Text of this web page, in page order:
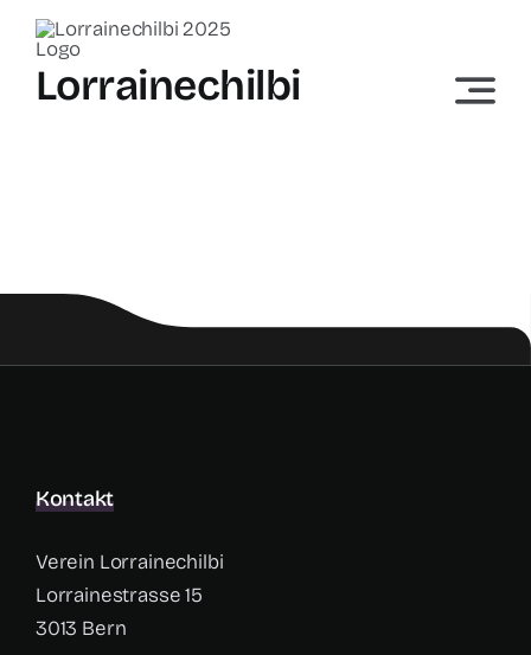
Skip
contentLorrainechilbi
Kontakt
Verein Lorrainechilbi
Lorrainestrasse 15
3013 Bern